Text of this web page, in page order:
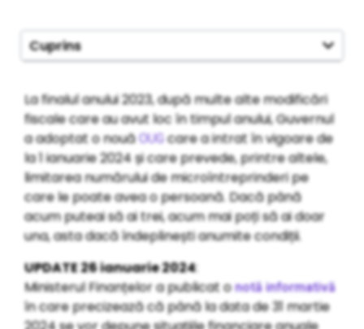
La finalul anului 2023, după multe alte modificări
fiscale care au avut loc în timpul anului, Guvernul
a adoptat o nouă OUGcare a intrat în vigoare de
la 1 ianuarie 2024 și care prevede, printre altele,
limitarea numărului de microîntreprinderi pe
care le poate avea o persoană. Dacă până
acum puteai să ai trei, acum mai poți să ai doar
una, asta dacă îndeplinești anumite condiții.
UPDATE 26 ianuarie 2024:
Ministerul Finanțelor a publicat onotă informativă
în care precizează că până la data de 31 martie
Cuprins